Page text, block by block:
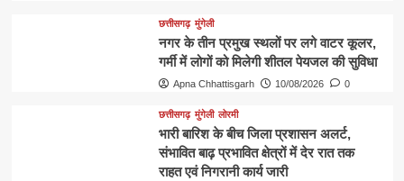
छत्तीसगढ़ मुंगेली
नगर के तीन प्रमुख स्थलों पर लगे वाटर कूलर,
गर्मी में लोगों को मिलेगी शीतल पेयजल की सुविधा
Apna Chhattisgarh 10/08/2026 0
छत्तीसगढ़ मुंगेली लोरमी
भारी बारिश के बीच जिला प्रशासन अलर्ट,
संभावित बाढ़ प्रभावित क्षेत्रों में देर रात तक
राहत एवं निगरानी कार्य जारी